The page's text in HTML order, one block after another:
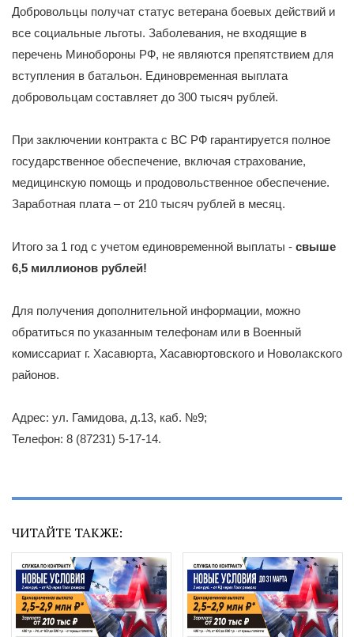
Добровольцы получат статус ветерана боевых действий и
все социальные льготы. Заболевания, не входящие в
перечень Минобороны РФ, не являются препятствием для
вступления в батальон. Единовременная выплата
добровольцам составляет до 300 тысяч рублей.
При заключении контракта с ВС РФ гарантируется полное
государственное обеспечение, включая страхование,
медицинскую помощь и продовольственное обеспечение.
Заработная плата – от 210 тысяч рублей в месяц.
Итого за 1 год с учетом единовременной выплаты - свыше
6,5 миллионов рублей!
Для получения дополнительной информации, можно
обратиться по указанным телефонам или в Военный
комиссариат г. Хасавюрта, Хасавюртовского и Новолакского
районов.
Адрес: ул. Гамидова, д.13, каб. №9;
Телефон: 8 (87231) 5-17-14.
ЧИТАЙТЕ ТАКЖЕ: